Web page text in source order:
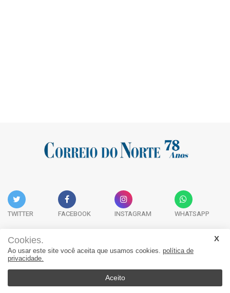
TWITTER FACEBOOK INSTAGRAM WHATSAPP
Acervo Digital Fale Conosco Quem Somos
Cookies.
Ao usar este site você aceita que usamos cookies. política de
privacidade.
Aceito